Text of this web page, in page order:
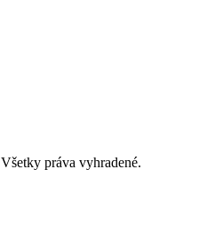
Všetky práva vyhradené.